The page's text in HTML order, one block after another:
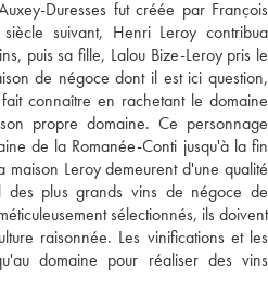
Duresses fut créée par François
suivant, Henri Leroy contribua
puis sa fille, Lalou Bize-Leroy pris le
de négoce dont il est ici question,
connaître en rachetant le domaine
propre domaine. Ce personnage
de la Romanée-Conti jusqu'à la fin
Leroy demeurent d'une qualité
des plus grands vins de négoce de
sélectionnés, ils doivent
raisonnée. Les vinifications et les
domaine pour réaliser des vins